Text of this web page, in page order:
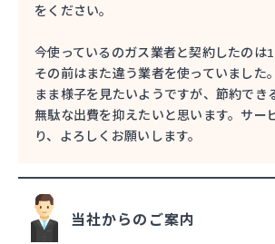
をください。
今使っているのガス業者と契約したのは
その前はまた違う業者を使っていました
まま様子を見たいようですが、節約でき
無駄な出費を抑えたいと思います。サー
り、よろしくお願いします。
当社からのご案内